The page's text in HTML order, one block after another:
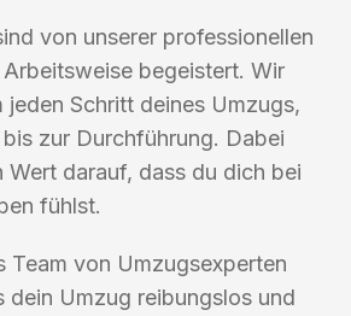
von unserer professionellen
begeistert. Wir
jeden Schritt deines Umzugs,
zur Durchführung. Dabei
Wert darauf, dass du dich bei
fühlst.
Team von Umzugsexperten
dein Umzug reibungslos und